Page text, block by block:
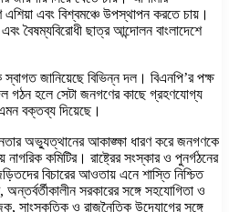
এশিয়া এবং বিশ্বমঞ্চে উপস্থাপন করতে চায়।
বৈষম্যবিরোধী ছাত্র আন্দোলন বাংলাদেশে
জানিয়েছে বিভিন্ন দল। বিএনপি’র পক্ষ
গঠন হলে সেটা জনগণের কাছে গ্রহণযোগ্য
বক্তব্য দিয়েছে।
অভ্যুত্থানের আকাঙ্ক্ষা ধারণ করে জনগণকে
কমিটির। রাষ্ট্রের সংস্কার ও পুনর্গঠনের
বিচারের আওতায় এনে শাস্তি নিশ্চিত
সরকারের সঙ্গে সহযোগিতা ও
সাংস্কৃতিক ও রাজনৈতিক উদ্যোগের সঙ্গে